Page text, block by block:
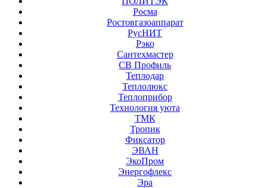
Росма
Ростовгазоаппарат
РусНИТ
Рэко
Сантехмастер
СВ Профиль
Теплодар
Теплолюкс
Теплоприбор
Технология уюта
ТМК
Тропик
Фиксатор
ЭВАН
ЭкоПром
Энергофлекс
Эра